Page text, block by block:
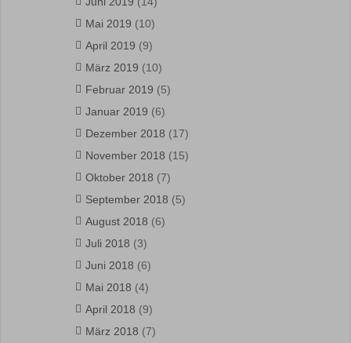
Mai 2019 (10)
April 2019 (9)
März 2019 (10)
Februar 2019 (5)
Januar 2019 (6)
Dezember 2018 (17)
November 2018 (15)
Oktober 2018 (7)
September 2018 (5)
August 2018 (6)
Juli 2018 (3)
Juni 2018 (6)
Mai 2018 (4)
April 2018 (9)
März 2018 (7)